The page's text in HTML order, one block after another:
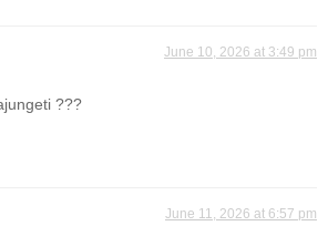
June 10, 2026 at 3:49 pm
???
June 11, 2026 at 6:57 pm